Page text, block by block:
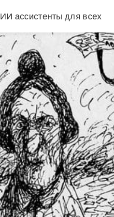
ИИ ассистенты для всех